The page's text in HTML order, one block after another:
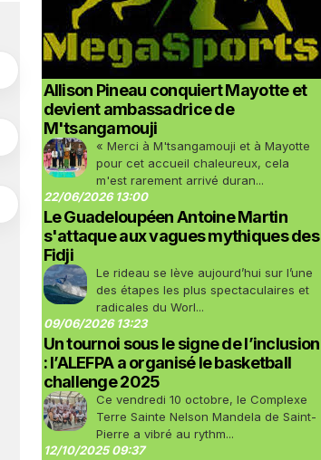
Allison Pineau conquiert Mayotte et
devient ambassadrice de
M'tsangamouji
« Merci à M'tsangamouji et à Mayotte
pour cet accueil chaleureux, cela
m'est rarement arrivé duran...
22/06/2026 13:00
Le Guadeloupéen Antoine Martin
s'attaque aux vagues mythiques des
Fidji
Le rideau se lève aujourd’hui sur l’une
des étapes les plus spectaculaires et
radicales du Worl...
09/06/2026 13:23
Un tournoi sous le signe de l’inclusion
: l’ALEFPA a organisé le basketball
challenge 2025
Ce vendredi 10 octobre, le Complexe
Terre Sainte Nelson Mandela de Saint-
Pierre a vibré au rythm...
12/10/2025 09:37